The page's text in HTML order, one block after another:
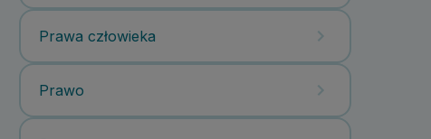
Prawa człowieka
Prawo